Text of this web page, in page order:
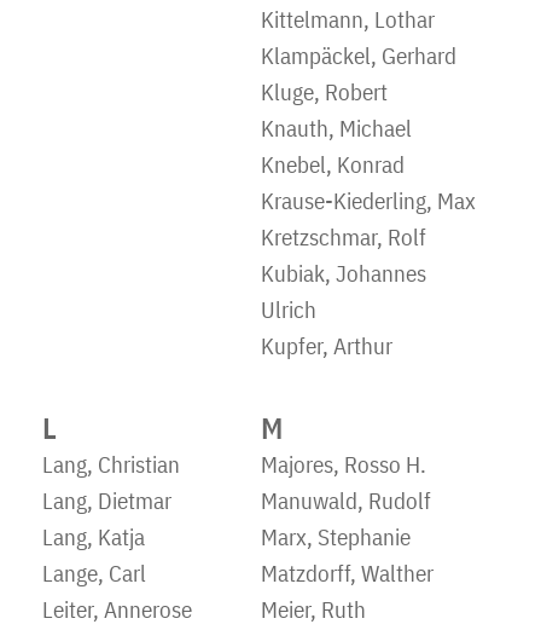
Kittelmann, Lothar
Klampäckel, Gerhard
Kluge, Robert
Knauth, Michael
Knebel, Konrad
Krause-Kiederling, Max
Kretzschmar, Rolf
Kubiak, Johannes
Ulrich
Kupfer, Arthur
L
Lang, Christian
Lang, Dietmar
Lang, Katja
Lange, Carl
Leiter, Annerose
M
Majores, Rosso H.
Manuwald, Rudolf
Marx, Stephanie
Matzdorff, Walther
Meier, Ruth